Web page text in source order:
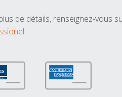
de détails, renseignez-vous
.